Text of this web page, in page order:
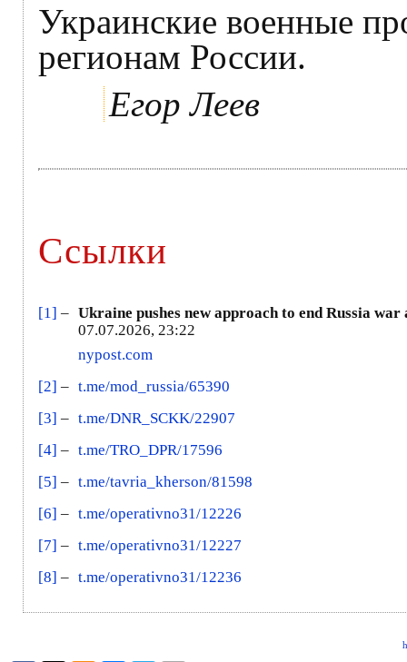
Украинские военные
регионам России.
Егор Леев
Ссылки
[1] – Ukraine pushes new approach to end Russia
07.07.2026, 23:22
nypost.com
[2] – t.me/mod_russia/65390
[3] – t.me/DNR_SCKK/22907
[4] – t.me/TRO_DPR/17596
[5] – t.me/tavria_kherson/81598
[6] – t.me/operativno31/12226
[7] – t.me/operativno31/12227
[8] – t.me/operativno31/12236